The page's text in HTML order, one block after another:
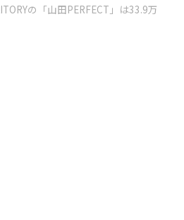
の「山田PERFECT」は33.9万